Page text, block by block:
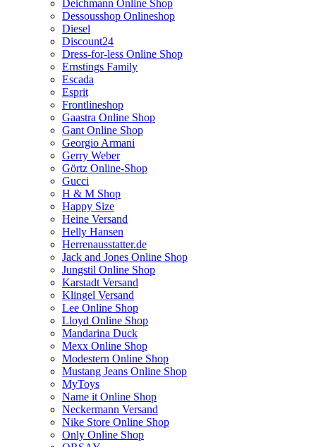
Deichmann Online Shop
Dessousshop Onlineshop
Diesel
Discount24
Dress-for-less Online Shop
Ernstings Family
Escada
Esprit
Frontlineshop
Gaastra Online Shop
Gant Online Shop
Georgio Armani
Gerry Weber
Görtz Online-Shop
Gucci
H & M Shop
Happy Size
Heine Versand
Helly Hansen
Herrenausstatter.de
Jack and Jones Online Shop
Jungstil Online Shop
Karstadt Versand
Klingel Versand
Lee Online Shop
Lloyd Online Shop
Mandarina Duck
Mexx Online Shop
Modestern Online Shop
Mustang Jeans Online Shop
MyToys
Name it Online Shop
Neckermann Versand
Nike Store Online Shop
Only Online Shop